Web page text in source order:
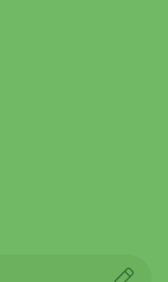
一程，随风入